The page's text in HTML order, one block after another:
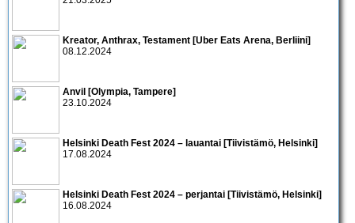
Kreator, Anthrax, Testament [Uber Eats Arena, Berliini]
08.12.2024
Anvil [Olympia, Tampere]
23.10.2024
Helsinki Death Fest 2024 – lauantai [Tiivistämö, Helsinki]
17.08.2024
Helsinki Death Fest 2024 – perjantai [Tiivistämö, Helsinki]
16.08.2024